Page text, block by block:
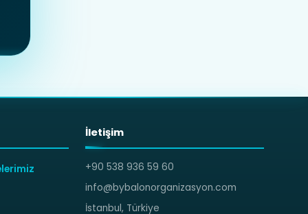
İletişim
+90 538 936 59 60
info@bybalonorganizasyon.com
İstanbul, Türkiye